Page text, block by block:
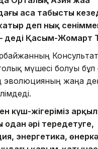
аса табысты
деп нық
деді Қасым-Жомарт
мүшесі болуы
эволюцияның жаңа
күш-жігеріміз
әрі тереңдетуге,
энергетика,